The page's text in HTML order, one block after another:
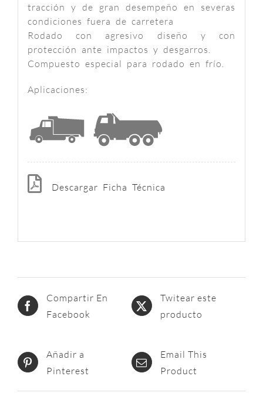
tracción y de gran desempeño en severas
condiciones fuera de carretera
Rodado con agresivo diseño y con
protección ante impactos y desgarros.
Compuesto especial para rodado en frío.
Aplicaciones:
Descargar Ficha Técnica
Compartir En
Facebook
Twitear este
producto
Añadir a
Pinterest
Email This
Product